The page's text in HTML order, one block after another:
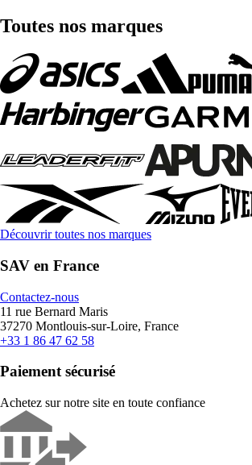
Toutes nos marques
Découvrir toutes nos marques
SAV en France
Contactez-nous
11 rue Bernard Maris
37270 Montlouis-sur-Loire, France
+33 1 86 47 62 58
Paiement sécurisé
Achetez sur notre site en toute confiance